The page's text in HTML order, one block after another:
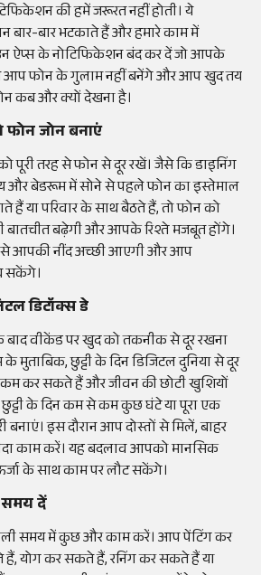
की हमें जरूरत नहीं होती। ये
बार-बार भटकाते हैं और हमारे काम में
ऐप्स के नोटिफिकेशन बंद कर दें जो आपके
आप फोन के गुलाम नहीं बनेंगे और आप खुद तय
कब और क्यों देखना है।
जोन बनाएं
पूरी तरह से फोन से दूर रखें। जैसे कि डाइनिंग
और बेडरूम में सोने से पहले फोन का इस्तेमाल
हैं या परिवार के साथ बैठते हैं, तो फोन को
बढ़ेगी और आपके रिश्ते मजबूत होंगे।
आपकी नींद अच्छी आएगी और आप
सकेंगे।
डिटॉक्स डे
वीकेंड पर खुद को तकनीक से दूर रखना
मुताबिक, छुट्टी के दिन डिजिटल दुनिया से दूर
कर सकते हैं और जीवन की छोटी खुशियों
के दिन कम से कम कुछ घंटे या पूरा एक
बनाएं। इस दौरान आप दोस्तों से मिलें, बाहर
काम करें। यह बदलाव आपको मानसिक
के साथ काम पर लौट सकेंगे।
दें
समय में कुछ और काम करें। आप पेंटिंग कर
योग कर सकते हैं, रनिंग कर सकते हैं या